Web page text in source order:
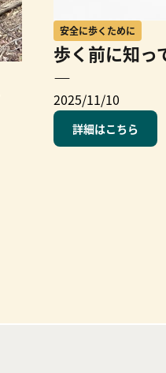
安全に歩くために
歩く前に知
―
2025/11/10
詳細はこちら